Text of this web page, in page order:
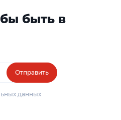
быть в
Отправить
данных